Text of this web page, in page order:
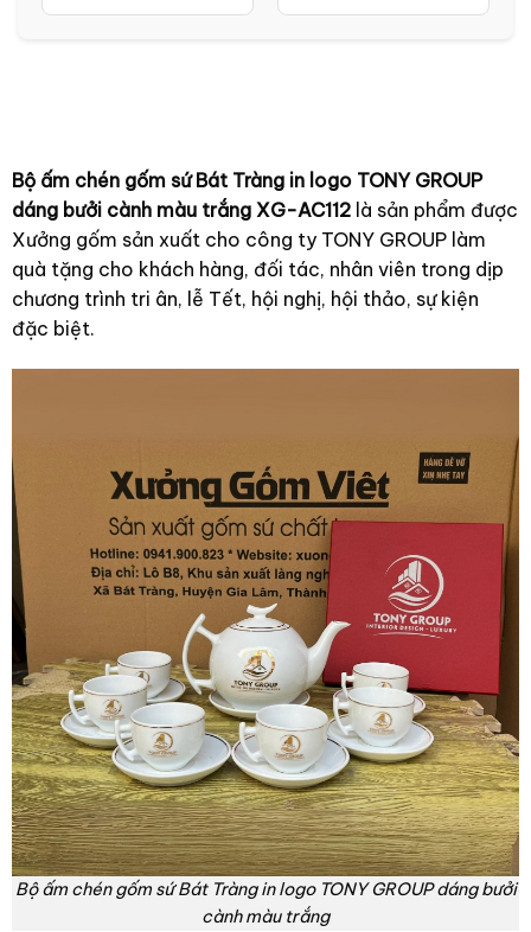
Bộ ấm chén gốm sứ Bát Tràng in logo TONY GROUP
dáng bưởi cành màu trắng XG-AC112 là sản phẩm được
Xưởng gốm sản xuất cho công ty TONY GROUP làm
quà tặng cho khách hàng, đối tác, nhân viên trong dịp
chương trình tri ân, lễ Tết, hội nghị, hội thảo, sự kiện
đặc biệt.
Bộ ấm chén gốm sứ Bát Tràng in logo TONY GROUP dáng bưởi
cành màu trắng